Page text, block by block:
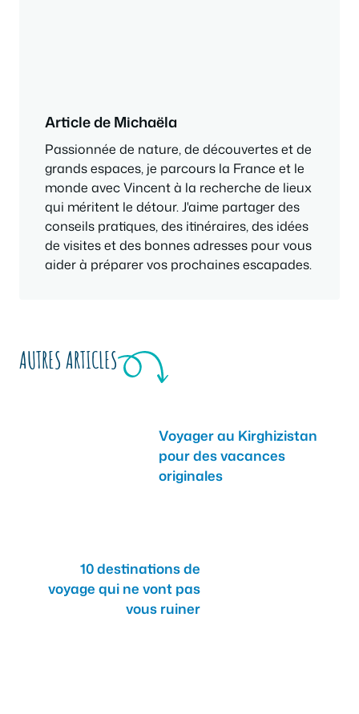
Article de Michaëla
Passionnée de nature, de découvertes et de
grands espaces, je parcours la France et le
monde avec Vincent à la recherche de lieux
qui méritent le détour. J'aime partager des
conseils pratiques, des itinéraires, des idées
de visites et des bonnes adresses pour vous
aider à préparer vos prochaines escapades.
AUTRES ARTICLES
Voyager au Kirghizistan
pour des vacances
originales
10 destinations de
voyage qui ne vont pas
vous ruiner